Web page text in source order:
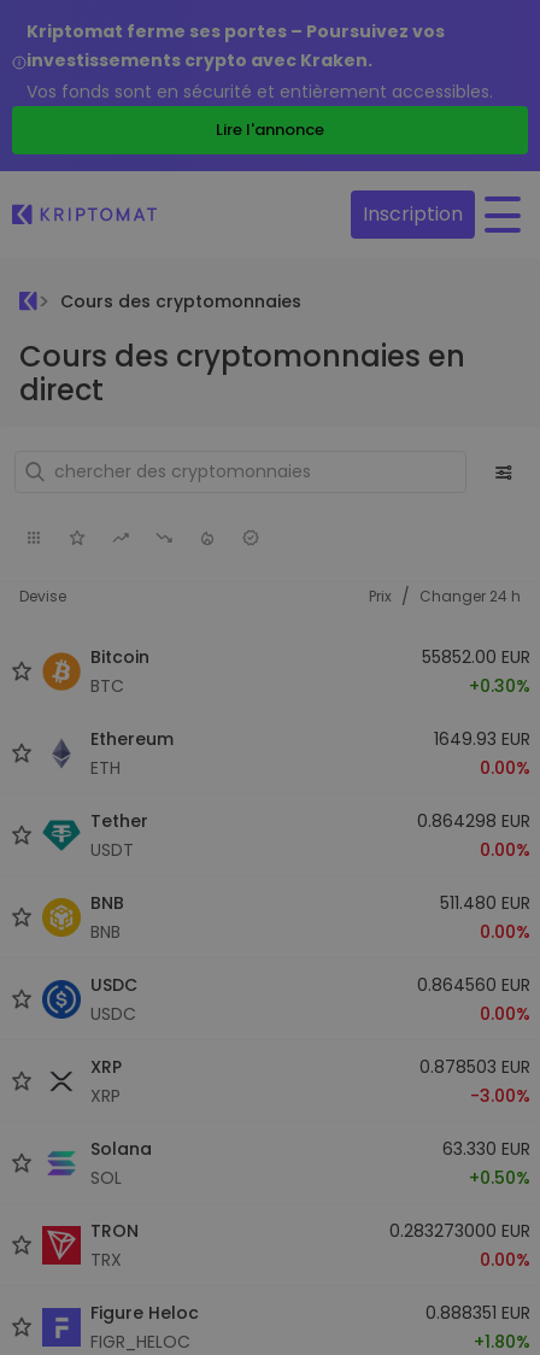
Kriptomat ferme ses portes – Poursuivez vos
investissements crypto avec Kraken.
Vos fonds sont en sécurité et entièrement accessibles.
Lire l'annonce
Inscription
Cours des cryptomonnaies
Cours des cryptomonnaies en
direct
Devise Prix / Changer 24 h
Bitcoin
BTC
55852.00 EUR
+0.30%
Ethereum
ETH
1649.93 EUR
0.00%
Tether
USDT
0.864298 EUR
0.00%
BNB
BNB
511.480 EUR
0.00%
USDC
USDC
0.864560 EUR
0.00%
XRP
XRP
0.878503 EUR
-3.00%
Solana
SOL
63.330 EUR
+0.50%
TRON
TRX
0.283273000 EUR
0.00%
Figure Heloc
FIGR_HELOC
0.888351 EUR
+1.80%